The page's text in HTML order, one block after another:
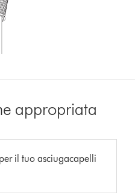
appropriata
il tuo asciugacapelli